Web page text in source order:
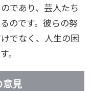
であり、芸人たち
のです。彼らの努
でなく、人生の困
。
見